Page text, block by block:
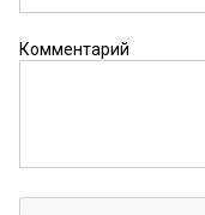
Комментарий